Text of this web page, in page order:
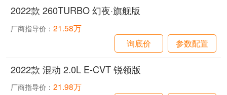
2022款 260TURBO 幻夜·旗舰版
厂商指导价：21.58万
询底价
参数配置
2022款 混动 2.0L E-CVT 锐领版
厂商指导价：21.98万